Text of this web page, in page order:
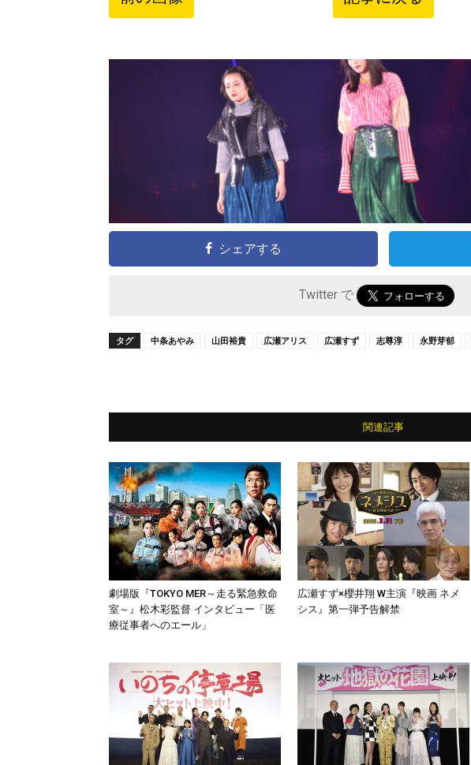
シェアする
Twitter で
タグ 中条あやみ 山田裕貴 広瀬アリス 広瀬すず 志尊淳 永野芽郁
関連記事
劇場版『TOKYO MER～走る緊急救命
室～』松木彩監督 インタビュー「医
療従事者へのエール」
広瀬すず×櫻井翔 W主演『映画 ネメ
シス』第一弾予告解禁